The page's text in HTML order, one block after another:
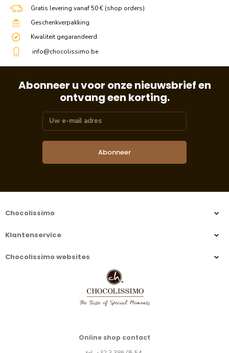
Gratis levering vanaf 50 € (shop orders)
Geschenkverpakking
Kwaliteit gegarandeerd
info@chocolissimo.be
Abonneer u voor onze nieuwsbrief en
ontvang een korting.
Abonneer
Chocolissimo
Klantenservice
Chocolissimo websites
Online shop contact